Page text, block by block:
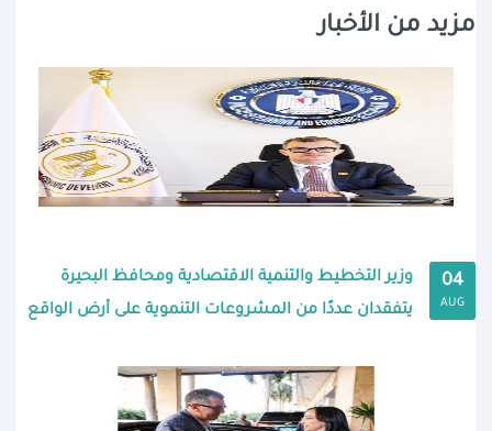
مزيد من الأخبار
04
AUG
وزير التخطيط والتنمية الاقتصادية ومحافظ البحيرة
يتفقدان عددًا من المشروعات التنموية على أرض الواقع